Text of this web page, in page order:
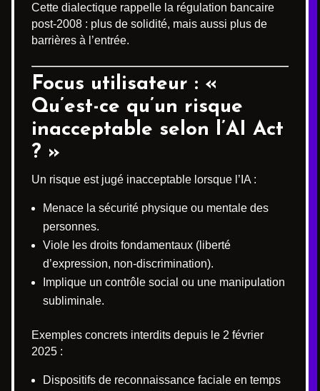
Cette dialectique rappelle la régulation bancaire
post-2008 : plus de solidité, mais aussi plus de
barrières à l’entrée.
Focus utilisateur : «
Qu’est-ce qu’un risque
inacceptable selon l’AI Act
? »
Un risque est jugé inacceptable lorsque l’IA :
Menace la sécurité physique ou mentale des
personnes.
Viole les droits fondamentaux (liberté
d’expression, non-discrimination).
Implique un contrôle social ou une manipulation
subliminale.
Exemples concrets interdits depuis le 2 février
2025 :
Dispositifs de reconnaissance faciale en temps